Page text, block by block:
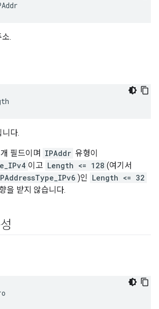
.
다.
필드이며 IPAddr 유형이
이고 Length <= 128 (여기서
)인 Length <= 32
을 받지 않습니다.